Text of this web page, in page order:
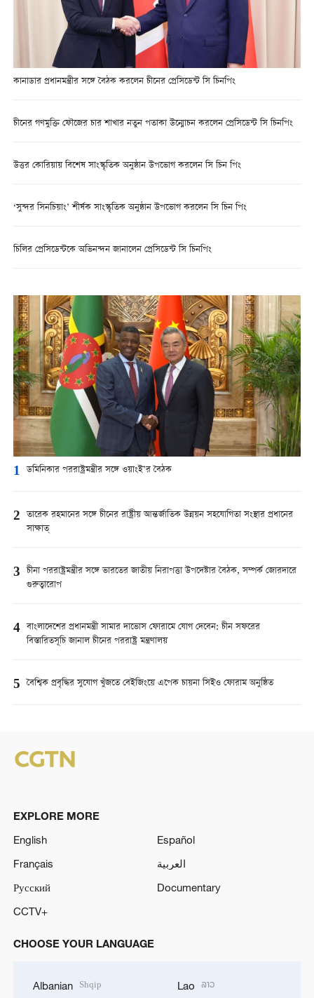
কানাডার প্রধানমন্ত্রীর সঙ্গে বৈঠক করলেন চীনের প্রেসিডেন্ট সি চিনপিং
চীনের গণমুক্তি ফৌজের চার শাখার নতুন পতাকা উন্মোচন করলেন প্রেসিডেন্ট সি চিনপিং
উত্তর কোরিয়ায় বিশেষ সাংস্কৃতিক অনুষ্ঠান উপভোগ করলেন সি চিন পিং
‘সুন্দর সিনচিয়াং’ শীর্ষক সাংস্কৃতিক অনুষ্ঠান উপভোগ করলেন সি চিন পিং
চিলির প্রেসিডেন্টকে অভিনন্দন জানালেন প্রেসিডেন্ট সি চিনপিং
1 ডমিনিকার পররাষ্ট্রমন্ত্রীর সঙ্গে ওয়াংই’র বৈঠক
2 তারেক রহমানের সঙ্গে চীনের রাষ্ট্রীয় আন্তর্জাতিক উন্নয়ন সহযোগিতা সংস্থার প্রধানের
সাক্ষাত্
3 চীনা পররাষ্ট্রমন্ত্রীর সঙ্গে ভারতের জাতীয় নিরাপত্তা উপদেষ্টার বৈঠক, সম্পর্ক জোরদারে
গুরুত্বারোপ
4 বাংলাদেশের প্রধানমন্ত্রী সামার দাভোস ফোরামে যোগ দেবেন: চীন সফরের
বিস্তারিতসূচি জানাল চীনের পররাষ্ট্র মন্ত্রণালয়
5 বৈশ্বিক প্রবৃদ্ধির সুযোগ খুঁজতে বেইজিংয়ে এপেক চায়না সিইও ফোরাম অনুষ্ঠিত
EXPLORE MORE
English
Español
Français
العربية
Русский
Documentary
CCTV+
CHOOSE YOUR LANGUAGE
Albanian Shqip Lao ລາວ